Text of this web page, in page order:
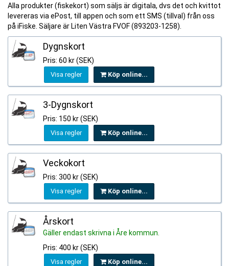
Alla produkter (fiskekort) som säljs är digitala, dvs det och kvittot
levereras via ePost, till appen och som ett SMS (tillval) från oss
på iFiske. Säljare är Liten Västra FVOF (893203-1258).
Dygnskort
Pris: 60 kr (SEK)
Visa regler Köp online...
3-Dygnskort
Pris: 150 kr (SEK)
Visa regler Köp online...
Veckokort
Pris: 300 kr (SEK)
Visa regler Köp online...
Årskort
Gäller endast skrivna i Åre kommun.
Pris: 400 kr (SEK)
Visa regler Köp online...